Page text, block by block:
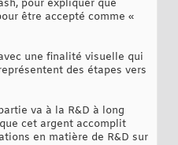
pour expliquer que
être accepté comme «
une finalité visuelle qui
des étapes vers
va à la R&D à long
cet argent accomplit
en matière de R&D sur